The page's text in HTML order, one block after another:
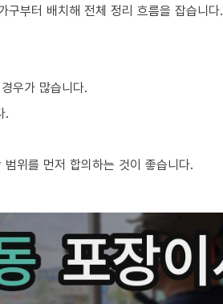
부터 배치해 전체 정리 흐름을 잡습니다.
우가 많습니다.
.
위를 먼저 합의하는 것이 좋습니다.